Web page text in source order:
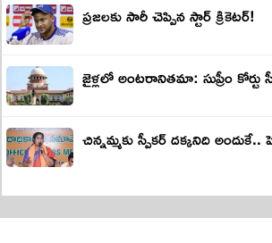
ప్రజలకు సారీ చెప్పిన స్టార్ క్రికెటర్!
జైళ్ల‌లో అంట‌రానితమా:
చిన్నమ్మకు స్పీకర్ దక్కనిది